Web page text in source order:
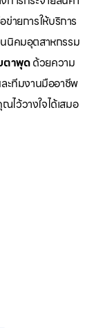
ายการให้บริการ
นิคมอุตสาหกรรม
ตาพุดด้วยความ
ะทีมงานมืออาชีพ
ไว้วางใจได้เสมอ